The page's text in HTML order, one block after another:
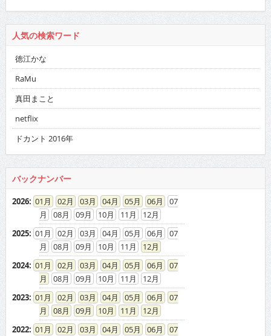
人気の検索ワード
徳江かな
RaMu
真田まこと
netflix
ドカント 2016年
バックナンバー
2026: 01 02 03 04 05 06
07
08
09 10 11
12
2025: 01 02 03 04 05 06
07
08
09 10 11
12
2024: 01 02 03 04 05 06
07
08
09 10 11
12
2023: 01 02 03 04 05 06
07
08
09 10 11
12
2022: 01 02 03 04 05 06
07